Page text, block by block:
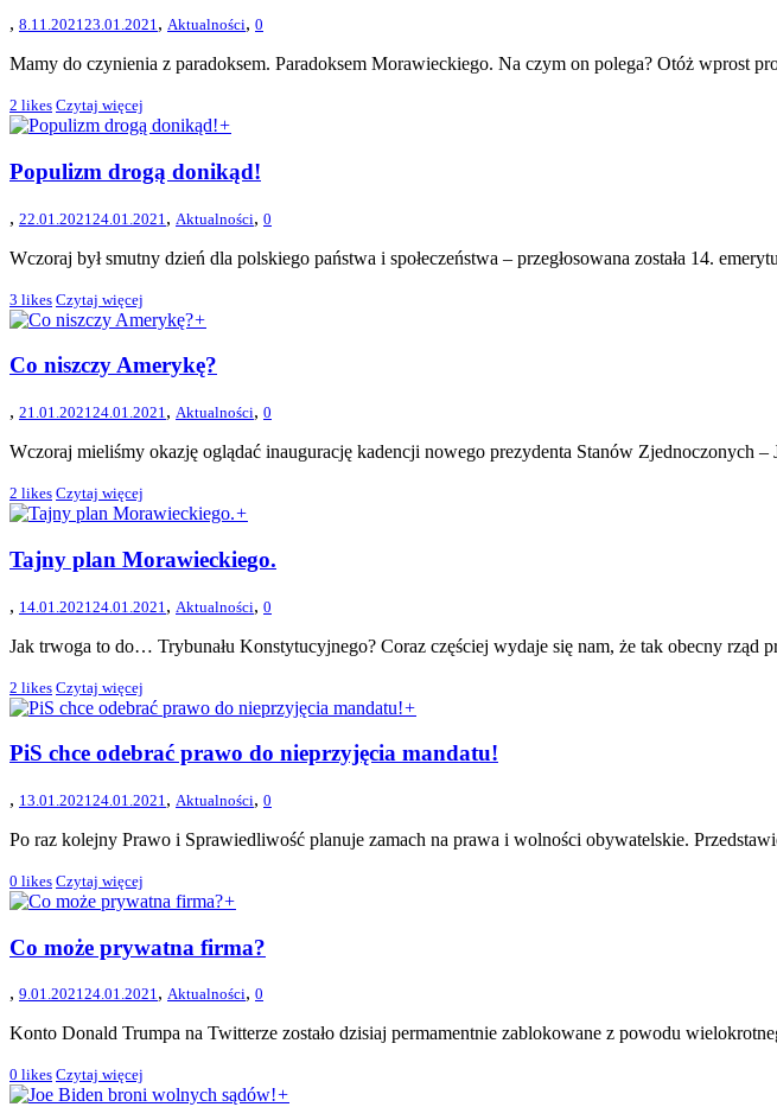
, 8.11.202123.01.2021, Aktualności, 0
Mamy do czynienia z paradoksem. Paradoksem Morawieckiego. Na czym on polega? Otóż wprost
2 likes Czytaj więcej
+
Populizm drogą donikąd!
, 22.01.2021 24.01.2021 , Aktualności, 0
Wczoraj był smutny dzień dla polskiego państwa i społeczeństwa – przegłosowana została 14.
3 likes Czytaj więcej
+
Co niszczy Amerykę?
, 21.01.202124.01.2021, Aktualności, 0
Wczoraj mieliśmy okazję oglądać inaugurację kadencji nowego prezydenta Stanów Zjednoczonych –
2 likes Czytaj więcej
+
Tajny plan Morawieckiego.
, 14.01.2021 24.01.2021 , Aktualności, 0
Jak trwoga to do… Trybunału Konstytucyjnego? Coraz częściej wydaje się nam, że tak obecny rząd
2 likes Czytaj więcej
+
PiS chce odebrać prawo do nieprzyjęcia mandatu!
, 13.01.202124.01.2021, Aktualności, 0
Po raz kolejny Prawo i Sprawiedliwość planuje zamach na prawa i wolności obywatelskie.
0 likes Czytaj więcej
+
Co może prywatna firma?
, 9.01.202124.01.2021, Aktualności, 0
Konto Donald Trumpa na Twitterze zostało dzisiaj permamentnie zablokowane z powodu
0 likes Czytaj więcej
+